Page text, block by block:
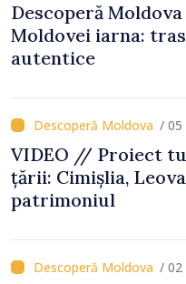
Descoperă
Moldovei iarna:
autentice
/ 05
VIDEO // Proiect
țării: Cimișlia,
patrimoniul
/ 02